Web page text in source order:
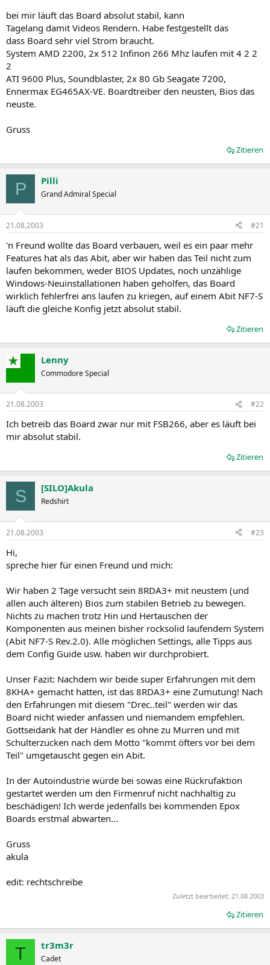
bei mir läuft das Board absolut stabil, kann
Tagelang damit Videos Rendern. Habe festgestellt das
dass Board sehr viel Strom braucht.
System AMD 2200, 2x 512 Infinon 266 Mhz laufen mit 4 2 2
2
ATI 9600 Plus, Soundblaster, 2x 80 Gb Seagate 7200,
Ennermax EG465AX-VE. Boardtreiber den neusten, Bios das
neuste.
Gruss
Zitieren
P Pilli
Grand Admiral Special
21.08.2003 #21
'n Freund wollte das Board verbauen, weil es ein paar mehr
Features hat als das Abit, aber wir haben das Teil nicht zum
laufen bekommen, weder BIOS Updates, noch unzählige
Windows-Neuinstallationen haben geholfen, das Board
wirklich fehlerfrei ans laufen zu kriegen, auf einem Abit NF7-S
läuft die gleiche Konfig jetzt absolut stabil.
Zitieren
Lenny
Commodore Special
21.08.2003 #22
Ich betreib das Board zwar nur mit FSB266, aber es läuft bei
mir absolut stabil.
Zitieren
S [SILO]Akula
Redshirt
21.08.2003 #23
Hi,
spreche hier für einen Freund und mich:
Wir haben 2 Tage versucht sein 8RDA3+ mit neustem (und
allen auch älteren) Bios zum stabilen Betrieb zu bewegen.
Nichts zu machen trotz Hin und Hertauschen der
Komponenten aus meinen bisher rocksolid laufendem System
(Abit NF7-S Rev.2.0). Alle möglichen Settings, alle Tipps aus
dem Config Guide usw. haben wir durchprobiert.
Unser Fazit: Nachdem wir beide super Erfahrungen mit dem
8KHA+ gemacht hatten, ist das 8RDA3+ eine Zumutung! Nach
den Erfahrungen mit diesem "Drec..teil" werden wir das
Board nicht wieder anfassen und niemandem empfehlen.
Gottseidank hat der Händler es ohne zu Murren und mit
Schulterzucken nach dem Motto "kommt öfters vor bei dem
Teil" umgetauscht gegen ein Abit.
In der Autoindustrie würde bei sowas eine Rückrufaktion
gestartet werden um den Firmenruf nicht nachhaltig zu
beschädigen! Ich werde jedenfalls bei kommenden Epox
Boards erstmal abwarten...
Gruss
akula
edit: rechtschreibe
Zuletzt bearbeitet: 21.08.2003
Zitieren
T tr3m3r
Cadet